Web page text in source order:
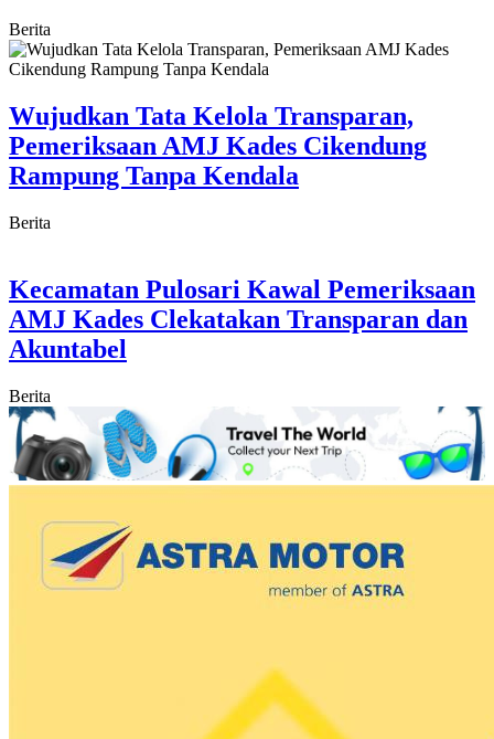
Berita
Wujudkan Tata Kelola Transparan,
Pemeriksaan AMJ Kades Cikendung
Rampung Tanpa Kendala
Berita
Kecamatan Pulosari Kawal Pemeriksaan
AMJ Kades Clekatakan Transparan dan
Akuntabel
Berita